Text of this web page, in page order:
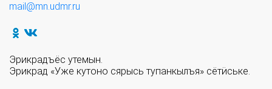
mail@mn.udmr.ru
Эрикрадъёс утемын.
Эрикрад «Уже кутоно сярысь тупанкылъя» сётӥське.